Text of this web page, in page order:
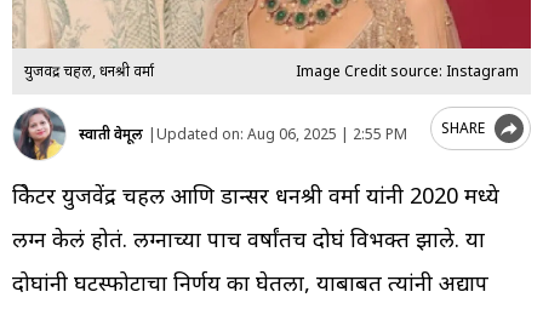
युजवेंद्र चहल, धनश्री वर्मा Image Credit source: Instagram
स्वाती वेमूल |Updated on: Aug 06, 2025 | 2:55 PM SHARE
क्रिकेटर युजवेंद्र चहल आणि डान्सर धनश्री वर्मा यांनी 2020 मध्ये
लग्न केलं होतं. लग्नाच्या पाच वर्षांतच दोघं विभक्त झाले. या
दोघांनी घटस्फोटाचा निर्णय का घेतला, याबाबत त्यांनी अद्याप